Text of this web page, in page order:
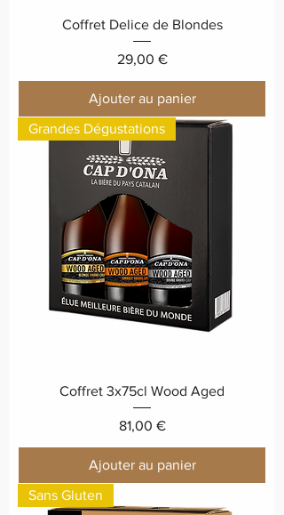
Coffret Delice de Blondes
Prix
29,00 €
Ajouter au panier
Grandes Dégustations
Coffret 3x75cl Wood Aged
Prix
81,00 €
Ajouter au panier
Sans Gluten